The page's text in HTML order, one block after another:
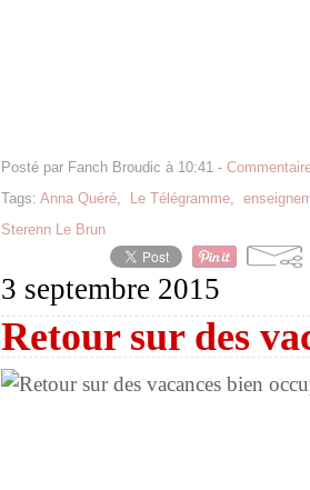
Posté par Fanch Broudic à 10:41 -
Tags: Anna Quéré, Le Télégramme,
Sterenn Le Brun
3 septembre 2015
Retour sur des